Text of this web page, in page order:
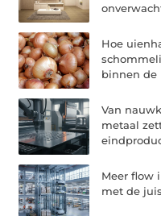
Hoe
binnen de
Van
metaal
Meer flow
met de